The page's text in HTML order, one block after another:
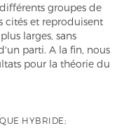
groupes de
cités et reproduisent
larges, sans
parti. A la fin, nous
pour la théorie du
HYBRIDE;